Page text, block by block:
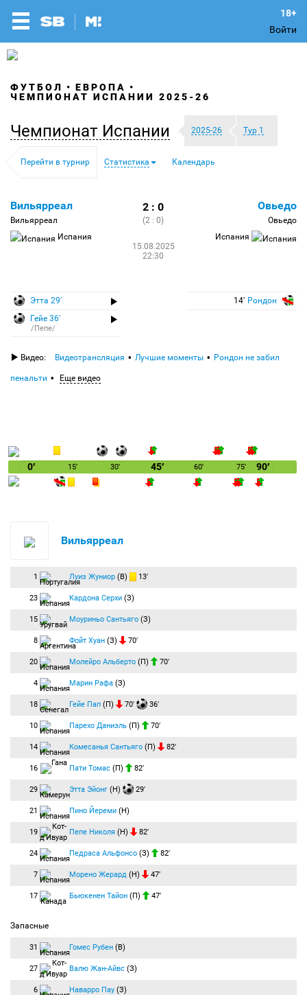
Войти
ФУТБОЛ
ЕВРОПА
ЧЕМПИОНАТ ИСПАНИИ 2025-26
Чемпионат Испании 2025-26 Тур 1
Перейти в турнир Статистика Календарь
Вильярреал
Вильярреал
Испания
2 : 0
(2 : 0)
15.08.2025
22:30
Овьедо
Овьедо
Испания
Этта 29′
Гейе 36′
/Пепе/
14′ Рондон
Видео: Видеотрансляция Лучшие моменты Рондон не забил
пенальти Еще видео
0′ 15′ 30′ 45′ 60′ 75′ 90′
Вильярреал
1 Луиз Жуниор (В) 13′
23 Кардона Серхи (З)
15 Моуриньо Сантьяго (З)
8 Фойт Хуан (З) 70′
20 Молейро Альберто (П) 70′
4 Марин Рафа (З)
18 Гейе Пап (П) 70′ 36′
10 Парехо Даниэль (П) 70′
14 Комесанья Сантьяго (П) 82′
16 Пати Томас (П) 82′
29 Этта Эйонг (Н) 29′
21 Пино Йереми (Н)
19 Пепе Николя (Н) 82′
24 Педраса Альфонсо (З) 82′
7 Морено Жерард (Н) 47′
17 Бьюкенен Тайон (П) 47′
Запасные
31 Гомес Рубен (В)
27 Валю Жан-Айвс (З)
6 Наварро Пау (З)